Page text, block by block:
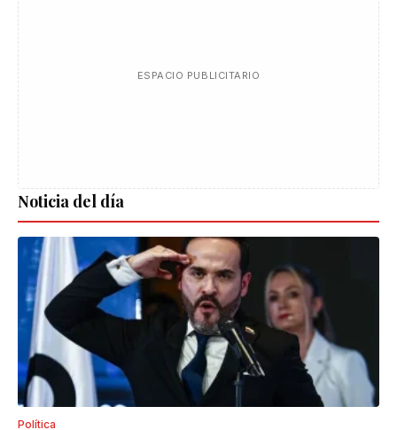
ESPACIO PUBLICITARIO
Noticia del día
Política